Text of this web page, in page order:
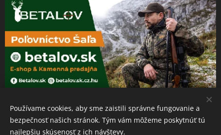
Používame cookies, aby sme zaistili správne fungovanie a
bezpečnosť našich stránok. Tým vám môžeme poskytnúť tú
najlepšiu skúsenosť z ich návštevy.